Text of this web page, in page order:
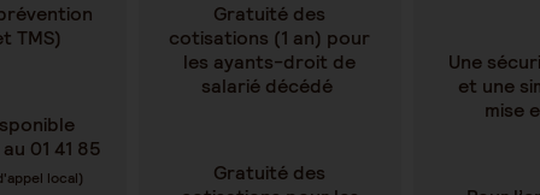
TMS)
01 41 85
local)
Gratuité des
cotisations (1 an) pour
les ayants-droit de
salarié décédé
Gratuité des
Une
et une
mise